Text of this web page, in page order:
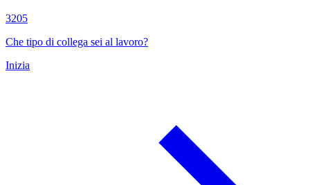
3205
Che tipo di collega sei al lavoro?
Inizia